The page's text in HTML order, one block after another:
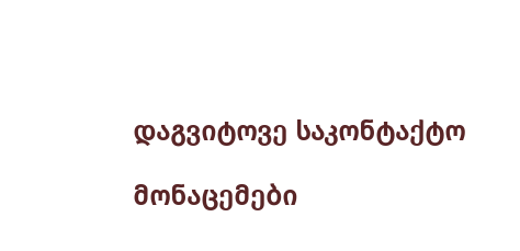
დაგვიტოვე საკონტაქტო
მონაცემები